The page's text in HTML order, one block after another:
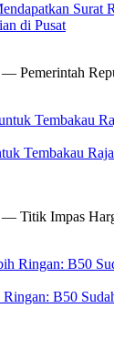
Surat
di Pusat
Pemerintah
Tembakau
Titik Impas
B50